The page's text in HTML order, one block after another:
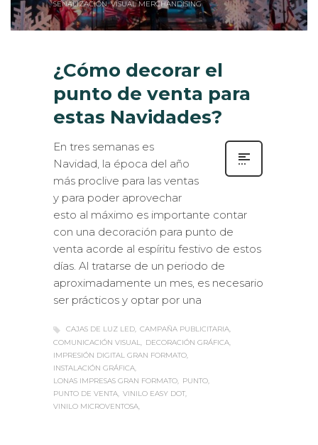
¿Cómo decorar el
punto de venta para
estas Navidades?
Navidad, la época del año
más proclive para las ventas
y para poder aprovechar
esto al máximo es importante contar
con una decoración para punto de
venta acorde al espíritu festivo de estos
días. Al tratarse de un periodo de
aproximadamente un mes, es necesario
ser prácticos y optar por una
COMUNICACIÓN VISUAL DECORACIÓN GRÁFICA
IMPRESIÓN DIGITAL GRAN FORMATO
INSTALACIÓN GRÁFICA
LONAS IMPRESAS GRAN FORMATO
PUNTO DE VENTA
VINILO EASY DOT
VINILO MICROVENTOSA